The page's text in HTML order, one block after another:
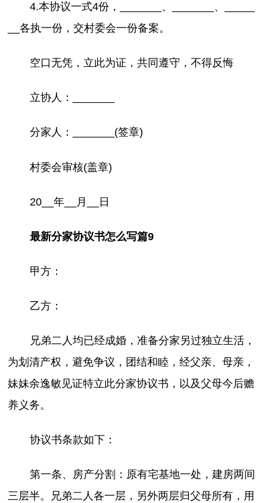
4.本协议一式4份，_______、_______、_____
__各执一份，交村委会一份备案。
空口无凭，立此为证，共同遵守，不得反悔
立协人：_______
分家人：_______(签章)
村委会审核(盖章)
20__年__月__日
最新分家协议书怎么写篇9
甲方：
乙方：
兄弟二人均已经成婚，准备分家另过独立生活，
为划清产权，避免争议，团结和睦，经父亲、母亲，
妹妹余逸敏见证特立此分家协议书，以及父母今后赡
养义务。
协议书条款如下：
第一条、房产分割：原有宅基地一处，建房两间
三层半。兄弟二人各一层，另外两层归父母所有，用